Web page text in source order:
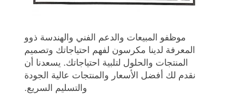
موظفو المبيعات والدعم الفني والهندسة ذوو
المعرفة لدينا مكرسون لفهم احتياجاتك وتصميم
المنتجات والحلول لتلبية احتياجاتك. يسعدنا أن
نقدم لك أفضل الأسعار والمنتجات عالية الجودة
والتسليم السريع.